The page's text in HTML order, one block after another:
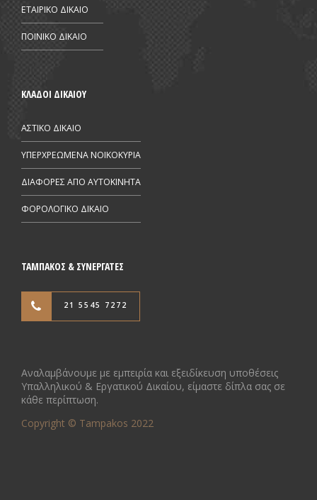
ΕΤΑΙΡΙΚΟ ΔΙΚΑΙΟ
ΠΟΙΝΙΚΟ ΔΙΚΑΙΟ
ΚΛΑΔΟΙ ΔΙΚΑΙΟΥ
ΑΣΤΙΚΟ ΔΙΚΑΙΟ
ΥΠΕΡΧΡΕΩΜΕΝΑ ΝΟΙΚΟΚΥΡΙΑ
ΔΙΑΦΟΡΕΣ ΑΠΟ AYTOKINHTA
ΦΟΡΟΛΟΓΙΚΟ ΔΙΚΑΙΟ
ΤΑΜΠΑΚΟΣ & ΣΥΝΕΡΓΑΤΕΣ
21 5545 7272
Αναλαμβάνουμε με εμπειρία και εξειδίκευση υποθέσεις
Υπαλληλικού & Εργατικού Δικαίου, είμαστε δίπλα σας σε
κάθε περίπτωση.
Copyright © Tampakos 2022